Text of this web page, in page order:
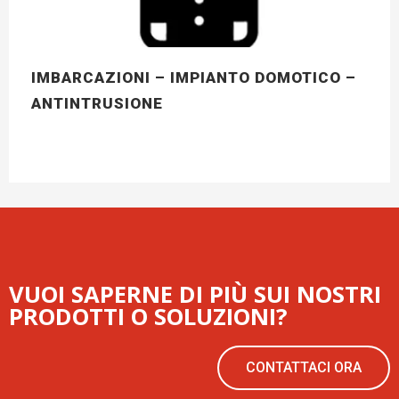
IMBARCAZIONI – IMPIANTO DOMOTICO –
ANTINTRUSIONE
VUOI SAPERNE DI PIÙ SUI NOSTRI
PRODOTTI O SOLUZIONI?
CONTATTACI ORA